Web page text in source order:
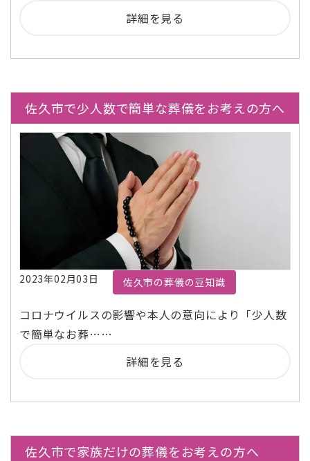
詳細を見る
佐久市で少人数で簡単な葬儀をお考えの方へ
2023年02月03日 佐久市の葬儀の豆知識
コロナウイルスの影響や本人の意向により「少人数
で簡単なお葬……
詳細を見る
佐久市で家族だけの葬儀をお考えの方へ